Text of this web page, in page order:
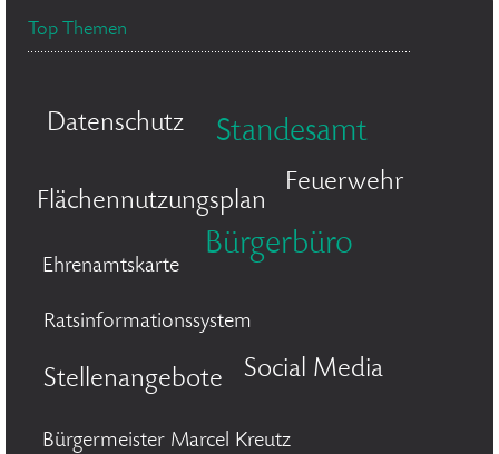
Top Themen
Datenschutz Standesamt
Flächennutzungsplan
Feuerwehr
Ehrenamtskarte
Bürgerbüro
Ratsinformationssystem
Stellenangebote Social Media
Bürgermeister Marcel Kreutz